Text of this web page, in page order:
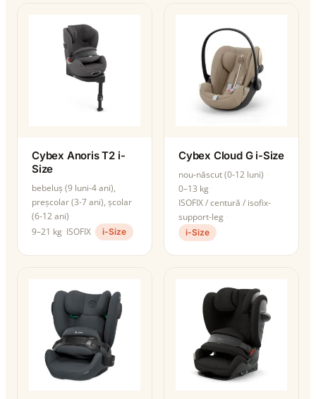
Cybex Anoris T2 i-
Size
bebeluș (9 luni-4 ani),
preșcolar (3-7 ani), școlar
(6-12 ani)
9–21 kg ISOFIX i-Size
Cybex Cloud G i-Size
nou-născut (0-12 luni)
0–13 kg
ISOFIX / centură / isofix-
support-leg
i-Size